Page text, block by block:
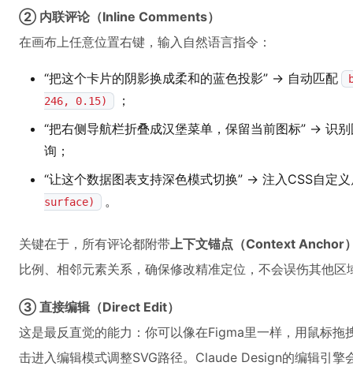
② 内联评论（Inline Comments）
在画布上任意位置右键，输入自然语言指令：
“把这个卡片的阴影换成柔和的蓝色投影” → 自动匹配
246, 0.15)
；
“把右侧导航栏折叠成汉堡菜单，保留当前图标” → 识
询；
“让这个数据图表支持深色模式切换” → 注入CSS自定
surface) 。
关键在于，所有评论都附带上下文锚点（Context Anchor
比例、相邻元素关系，确保修改精准定位，不会误伤其他区
③ 直接编辑（Direct Edit）
这是最反直觉的能力：你可以像在Figma里一样，用鼠标拖
击进入编辑模式调整SVG路径。Claude Design的编辑引擎